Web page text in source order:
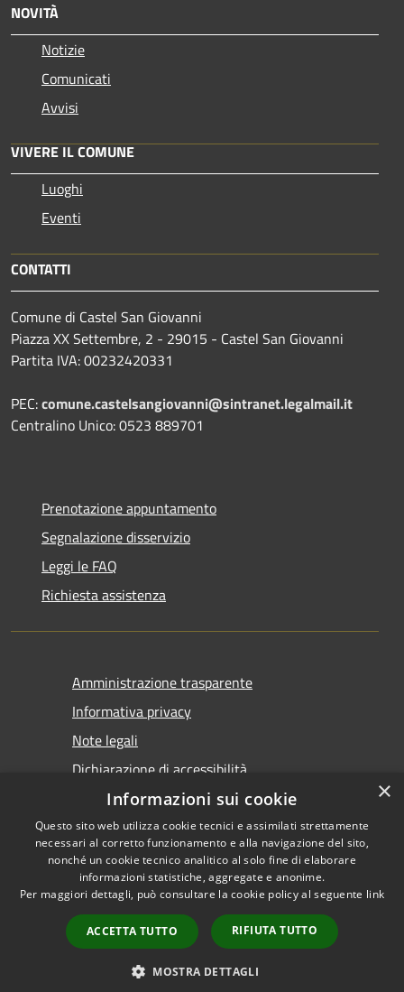
NOVITÀ
Notizie
Comunicati
Avvisi
VIVERE IL COMUNE
Luoghi
Eventi
CONTATTI
Comune di Castel San Giovanni
Piazza XX Settembre, 2 - 29015 - Castel San Giovanni
Partita IVA: 00232420331
PEC:comune.castelsangiovanni@sintranet.legalmail.it
Centralino Unico: 0523 889701
Prenotazione appuntamento
Segnalazione disservizio
Leggi le FAQ
Richiesta assistenza
Amministrazione trasparente
Informativa privacy
Note legali
Dichiarazione di accessibilità
Accessibilità
Copyright © 2026 • Comune di
Castel San Giovanni • Powered
byMunicipium
Accesso
redazione
×
Informazioni sui cookie
Questo sito web utilizza cookie tecnici e assimilati strettamente
necessari al corretto funzionamento e alla navigazione del sito,
nonché un cookie tecnico analitico al solo fine di elaborare
informazioni statistiche, aggregate e anonime.
Per maggiori dettagli, può consultare la cookie policy al seguente link
ACCETTA TUTTO RIFIUTA TUTTO
MOSTRA DETTAGLI